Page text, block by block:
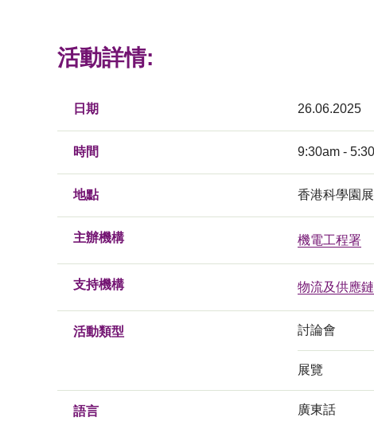
活動詳情:
日期 26.06.2025
時間 9:30am -
地點 香港科學園
主辦機構 機電工程署
支持機構 物流及供應
活動類型 討論會
展覽
語言 廣東話